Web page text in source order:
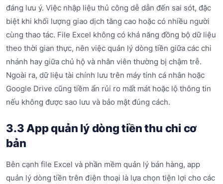
đáng lưu ý. Việc nhập liệu thủ công dễ dẫn đến sai sót, đặc
biệt khi khối lượng giao dịch tăng cao hoặc có nhiều người
cùng thao tác. File Excel không có khả năng đồng bộ dữ liệu
theo thời gian thực, nên việc quản lý dòng tiền giữa các chi
nhánh hay giữa chủ hộ và nhân viên thường bị chậm trễ.
Ngoài ra, dữ liệu tài chính lưu trên máy tính cá nhân hoặc
Google Drive cũng tiềm ẩn rủi ro mất mát hoặc lộ thông tin
nếu không được sao lưu và bảo mật đúng cách.
3.3 App quản lý dòng tiền thu chi cơ
bản
Bên cạnh file Excel và phần mềm quản lý bán hàng, app
quản lý dòng tiền trên điện thoại là lựa chọn tiện lợi cho các